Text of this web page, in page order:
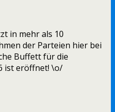
in mehr als 10
der Parteien hier bei
Buffett für die
ist eröffnet! \o/